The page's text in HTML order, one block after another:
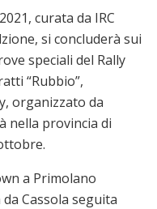
curata da IRC
si concluderà sui
speciali del Rally
“Rubbio”,
organizzato da
nella provincia di
a Primolano
Cassola seguita